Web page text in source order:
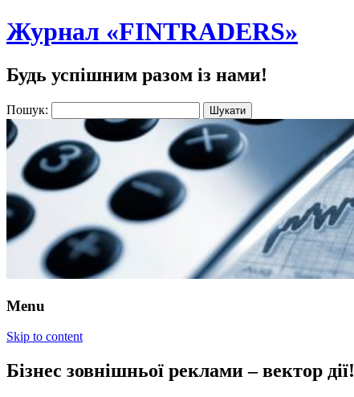
Журнал «FINTRADERS»
Будь успішним разом із нами!
Пошук:
Menu
Skip to content
Бізнес зовнішньої реклами – вектор дії!